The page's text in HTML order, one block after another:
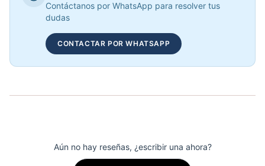
COP 40,974.00
Contáctanos por WhatsApp para resolver tus
dudas
CONTACTAR POR WHATSAPP
Aún no hay reseñas, ¿escribir una ahora?